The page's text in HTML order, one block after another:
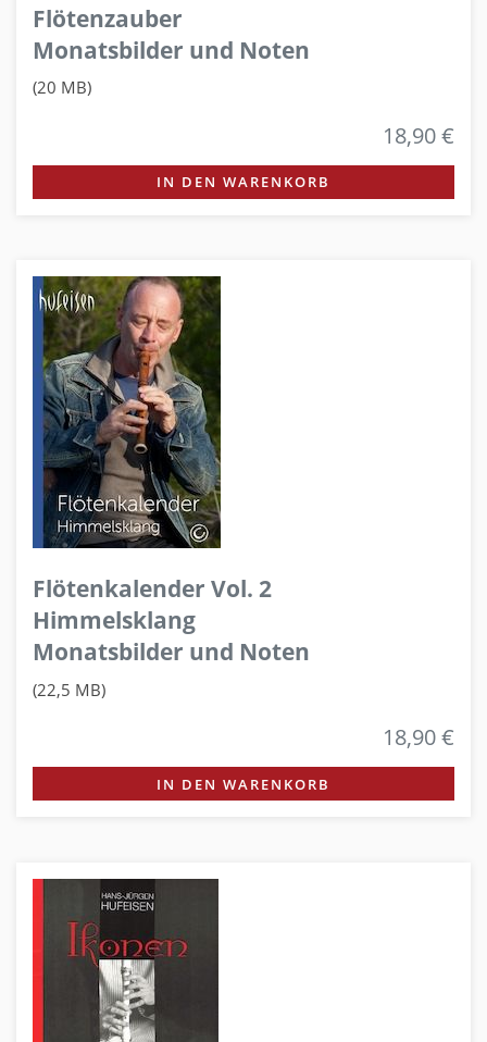
Flötenzauber
Monatsbilder und Noten
(20 MB)
18,90 €
IN DEN WARENKORB
Flötenkalender Vol. 2
Himmelsklang
Monatsbilder und Noten
(22,5 MB)
18,90 €
IN DEN WARENKORB